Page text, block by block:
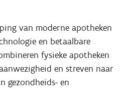
van moderne apotheken
en betaalbare
fysieke apotheken
en streven naar
gezondheids- en